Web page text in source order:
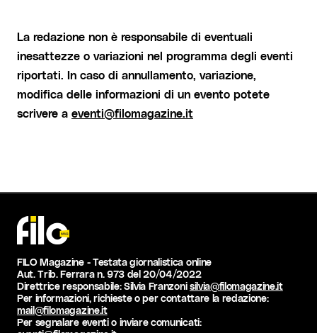
La redazione non è responsabile di eventuali
inesattezze o variazioni nel programma degli eventi
riportati. In caso di annullamento, variazione,
modifica delle informazioni di un evento potete
scrivere a eventi@filomagazine.it
FILO Magazine - Testata giornalistica online
Aut. Trib. Ferrara n. 973 del 20/04/2022
Direttrice responsabile: Silvia Franzonisilvia@filomagazine.it
Per informazioni, richieste o per contattare la redazione:
mail@filomagazine.it
Per segnalare eventi o inviare comunicati: